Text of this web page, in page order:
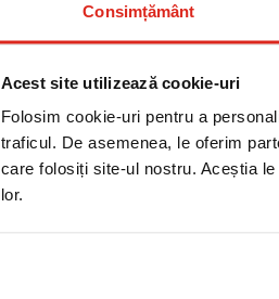
Consimțământ
Acest site utilizează cookie-uri
Folosim cookie-uri pentru a
traficul. De asemenea, le oferim
care folosiți site-ul nostru. Aceștia
lor.